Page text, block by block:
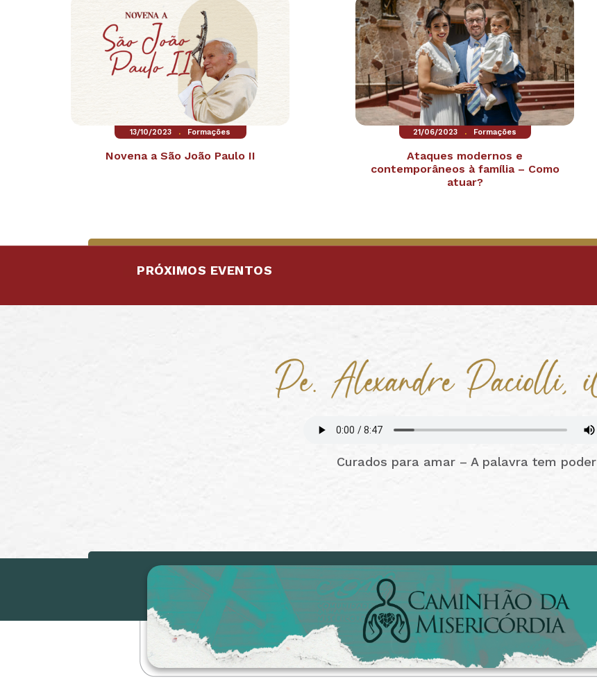
13/10/2023 . Formações
Novena a São João Paulo II
21/06/2023 . Formações
Ataques modernos e
contemporâneos à família – Como
atuar?
PRÓXIMOS EVENTOS
Curados para amar – A palavra tem poder